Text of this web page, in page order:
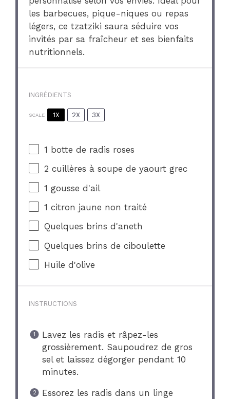
les barbecues, pique-niques ou repas
légers, ce tzatziki saura séduire vos
invités par sa fraîcheur et ses bienfaits
nutritionnels.
INGRÉDIENTS
SCALE 1X 2X 3X
1 botte de radis roses
2 cuillères à soupe de yaourt grec
1 gousse d'ail
1 citron jaune non traité
Quelques brins d'aneth
Quelques brins de ciboulette
Huile d'olive
INSTRUCTIONS
Lavez les radis et râpez-les
grossièrement. Saupoudrez de gros
sel et laissez dégorger pendant 10
minutes.
Essorez les radis dans un linge